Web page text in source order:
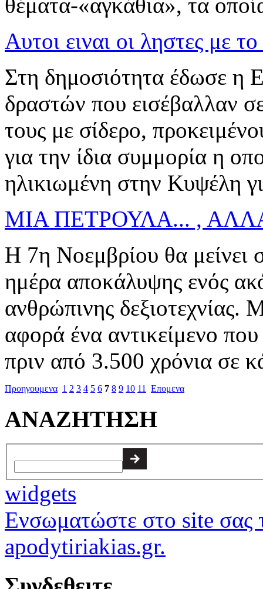
Αυτοι ειναι οι ληστες με
Στη δημοσιότητα έδωσε η
δραστών που εισέβαλλαν
τους με σίδερο,
για την ίδια συμμορία η
ηλικιωμένη στην Κυψέλη
ΜΙΑ ΠΕΤΡΟΥΛΑ... ,
Η 7η Νοεμβρίου θα μείνει
ημέρα αποκάλυψης ενός
ανθρώπινης
αφορά ένα αντικείμενο
πριν από 3.500 χρόνια σε
Προηγουμενα 1 2 3 4 5 6 7 8 9 10 11 Επομενα
ΑΝΑΖΗΤΗΣΗ
widgets
Ενσωματώστε στο site σας
apodytiriakias.gr.